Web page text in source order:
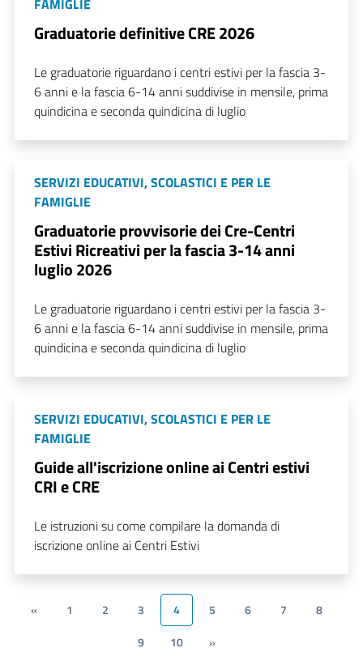
FAMIGLIE
Graduatorie definitive CRE 2026
Le graduatorie riguardano i centri estivi per la fascia 3-
6 anni e la fascia 6-14 anni suddivise in mensile, prima
quindicina e seconda quindicina di luglio
SERVIZI EDUCATIVI, SCOLASTICI E PER LE
FAMIGLIE
Graduatorie provvisorie dei Cre-Centri
Estivi Ricreativi per la fascia 3-14 anni
luglio 2026
Le graduatorie riguardano i centri estivi per la fascia 3-
6 anni e la fascia 6-14 anni suddivise in mensile, prima
quindicina e seconda quindicina di luglio
SERVIZI EDUCATIVI, SCOLASTICI E PER LE
FAMIGLIE
Guide all'iscrizione online ai Centri estivi
CRI e CRE
Le istruzioni su come compilare la domanda di
iscrizione online ai Centri Estivi
« 1 2 3 4 5 6 7
8
9
10 »